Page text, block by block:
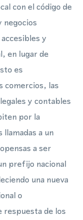
con el código de
negocios
y
en lugar de
es
comercios, las
y contables
por la
a un
a ser
prefijo nacional
una nueva
o
respuesta de los